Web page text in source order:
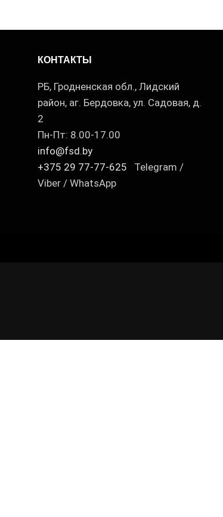
КОНТАКТЫ
РБ, Гродненская обл., Лидский
район, аг. Бердовка, ул. Садовая, д.
2
Пн-Пт: 8.00-17.00
info@fsd.by
+375 29 77-77-625
Telegram /
Viber / WhatsApp